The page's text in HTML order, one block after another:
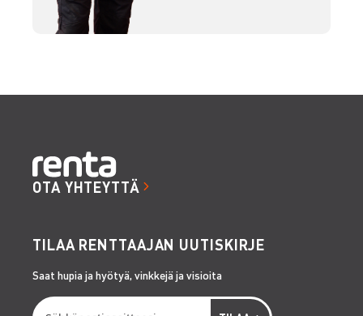
OTA YHTEYTTÄ
TILAA RENTTAAJAN UUTISKIRJE
Saat hupia ja hyötyä, vinkkejä ja visioita